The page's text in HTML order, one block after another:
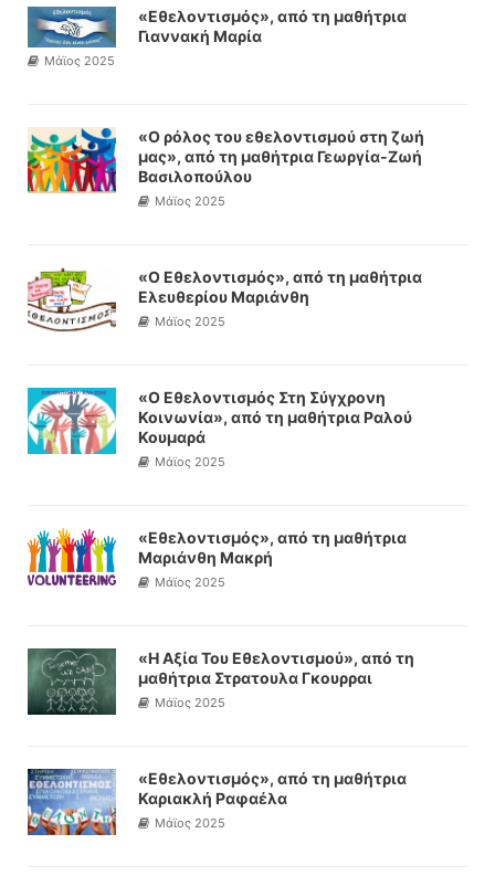
«Εθελοντισμός», από τη μαθήτρια
Γιαννακή Μαρία
Μάϊος 2025
«Ο ρόλος του εθελοντισμού στη ζωή
μας», από τη μαθήτρια Γεωργία-Ζωή
Βασιλοπούλου
Μάϊος 2025
«Ο Εθελοντισμός», από τη μαθήτρια
Ελευθερίου Μαριάνθη
Μάϊος 2025
«Ο Εθελοντισμός Στη Σύγχρονη
Κοινωνία», από τη μαθήτρια Ραλού
Κουμαρά
Μάϊος 2025
«Εθελοντισμός», από τη μαθήτρια
Μαριάνθη Μακρή
Μάϊος 2025
«Η Αξία Του Εθελοντισμού», από τη
μαθήτρια Στρατουλα Γκουρραι
Μάϊος 2025
«Εθελοντισμός», από τη μαθήτρια
Καριακλή Ραφαέλα
Μάϊος 2025